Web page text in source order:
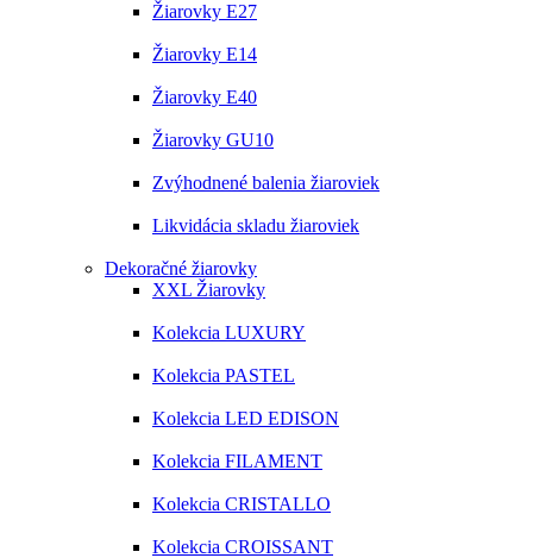
Žiarovky E27
Žiarovky E14
Žiarovky E40
Žiarovky GU10
Zvýhodnené balenia žiaroviek
Likvidácia skladu žiaroviek
Dekoračné žiarovky
XXL Žiarovky
Kolekcia LUXURY
Kolekcia PASTEL
Kolekcia LED EDISON
Kolekcia FILAMENT
Kolekcia CRISTALLO
Kolekcia CROISSANT